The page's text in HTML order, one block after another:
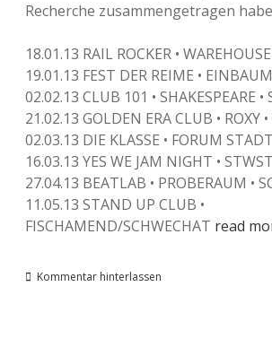
Recherche zusammengetragen
18.01.13 RAIL ROCKER •
19.01.13 FEST DER REIME •
02.02.13 CLUB 101 • SHAKESPEARE •
21.02.13 GOLDEN ERA CLUB • ROXY
02.03.13 DIE KLASSE • FORUM
16.03.13 YES WE JAM NIGHT •
27.04.13 BEATLAB • PROBERAUM •
11.05.13 STAND UP CLUB •
FISCHAMEND/SCHWECHAT read
Kommentar hinterlassen